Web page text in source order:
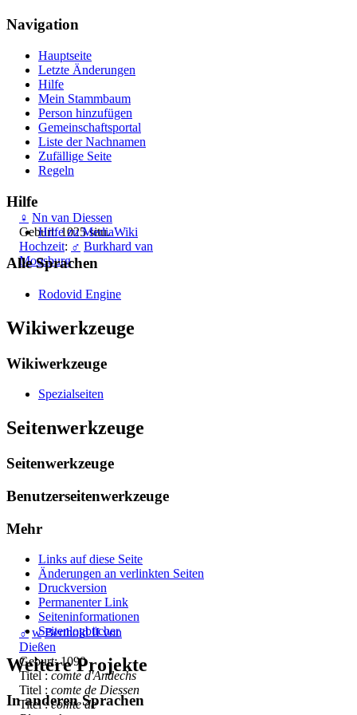
♀ Nn van Diessen
Geburt: 1025 situ.
Hochzeit: ♂ Burkhard van
Moosburg
♂ w Berthold II von
Dießen
Geburt: 1090
Titel :comte d'Andechs
Titel : comte de Diessen
Titel :comte de
Navigation
Hauptseite
Letzte Änderungen
Hilfe
Mein Stammbaum
Person hinzufügen
Gemeinschafts­portal
Liste der Nachnamen
Zufällige Seite
Regeln
Hilfe
Hilfe zu MediaWiki
Alle Sprachen
Rodovid Engine
Wikiwerkzeuge
Wikiwerkzeuge
Spezialseiten
Seitenwerkzeuge
Seitenwerkzeuge
Benutzerseitenwerkzeuge
Mehr
Links auf diese Seite
Änderungen an verlinkten Seiten
Druckversion
Permanenter Link
Seiten­­informationen
Seitenlogbücher
Weitere Projekte
In anderen Sprachen